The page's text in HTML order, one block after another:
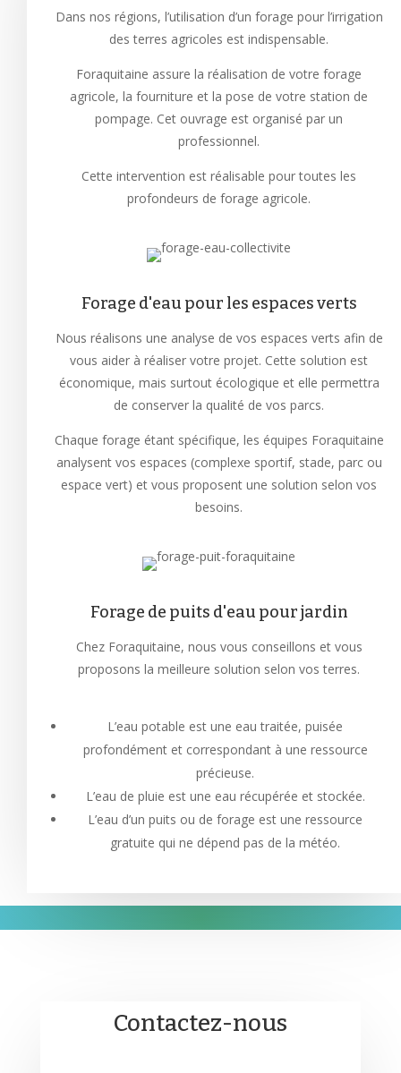
Dans nos régions, l’utilisation d’un forage pour l’irrigation
des terres agricoles est indispensable.
Foraquitaine assure la réalisation de votre forage
agricole, la fourniture et la pose de votre station de
pompage. Cet ouvrage est organisé par un
professionnel.
Cette intervention est réalisable pour toutes les
profondeurs de forage agricole.
Forage d'eau pour les espaces verts
Nous réalisons une analyse de vos espaces verts afin de
vous aider à réaliser votre projet. Cette solution est
économique, mais surtout écologique et elle permettra
de conserver la qualité de vos parcs.
Chaque forage étant spécifique, les équipes Foraquitaine
analysent vos espaces (complexe sportif, stade, parc ou
espace vert) et vous proposent une solution selon vos
besoins.
Forage de puits d'eau pour jardin
Chez Foraquitaine, nous vous conseillons et vous
proposons la meilleure solution selon vos terres.
L’eau potable est une eau traitée, puisée
profondément et correspondant à une ressource
précieuse.
L’eau de pluie est une eau récupérée et stockée.
L’eau d’un puits ou de forage est une ressource
gratuite qui ne dépend pas de la météo.
Contactez-nous